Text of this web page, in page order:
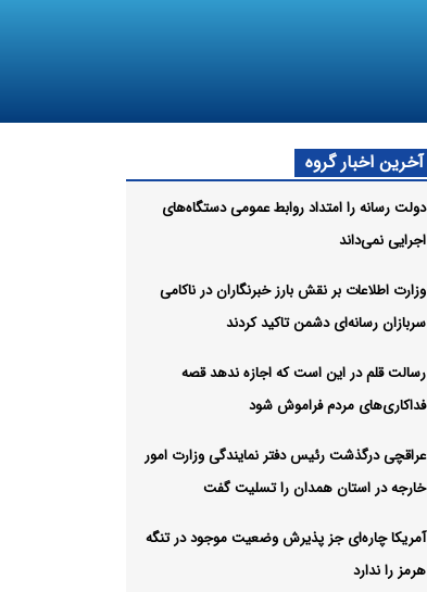
آخرین اخبار گروه
دولت رسانه را امتداد روابط عمومی دستگاه‌های
اجرایی نمی‌داند
وزارت اطلاعات بر نقش بارز خبرنگاران در ناکامی
سربازان رسانه‌ای دشمن تاکید کردند
رسالت قلم در این است که اجازه ندهد قصه‌
فداکاری‌های مردم فراموش شود
عراقچی درگذشت رئیس دفتر نمایندگی وزارت امور
خارجه در استان همدان را تسلیت گفت
آمریکا چاره‌ای جز پذیرش وضعیت موجود در تنگه
هرمز را ندارد